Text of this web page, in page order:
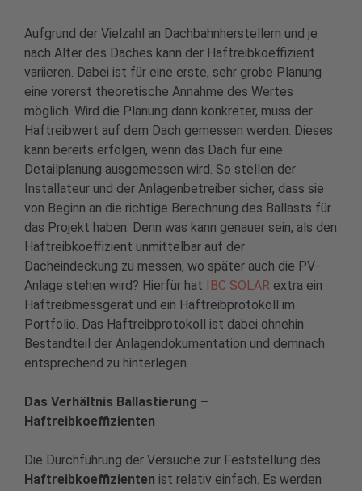
Aufgrund der Vielzahl an Dachbahnherstellern und je
nach Alter des Daches kann der Haftreibkoeffizient
variieren. Dabei ist für eine erste, sehr grobe Planung
eine vorerst theoretische Annahme des Wertes
möglich. Wird die Planung dann konkreter, muss der
Haftreibwert auf dem Dach gemessen werden. Dieses
kann bereits erfolgen, wenn das Dach für eine
Detailplanung ausgemessen wird. So stellen der
Installateur und der Anlagenbetreiber sicher, dass sie
von Beginn an die richtige Berechnung des Ballasts für
das Projekt haben. Denn was kann genauer sein, als den
Haftreibkoeffizient unmittelbar auf der
Dacheindeckung zu messen, wo später auch die PV-
Anlage stehen wird? Hierfür hat IBC SOLAR extra ein
Haftreibmessgerät und ein Haftreibprotokoll im
Portfolio. Das Haftreibprotokoll ist dabei ohnehin
Bestandteil der Anlagendokumentation und demnach
entsprechend zu hinterlegen.
Das Verhältnis Ballastierung –
Haftreibkoeffizienten
Die Durchführung der Versuche zur Feststellung des
Haftreibkoeffizienten ist relativ einfach. Es werden